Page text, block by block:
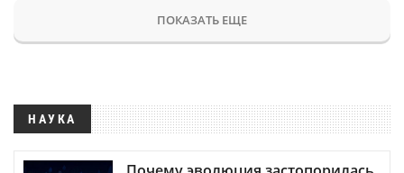
ПОКАЗАТЬ ЕЩЕ
НАУКА